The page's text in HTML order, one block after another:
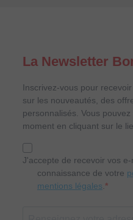
La Newsletter
Inscrivez-vous pour
sur les nouveautés, des
personnalisés. Vous
moment en cliquant sur le
J'accepte de recevoir vos
connaissance de votre
mentions légales.